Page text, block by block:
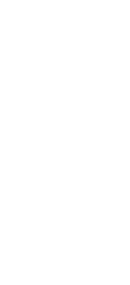
oder eine
Erlaubnissen für